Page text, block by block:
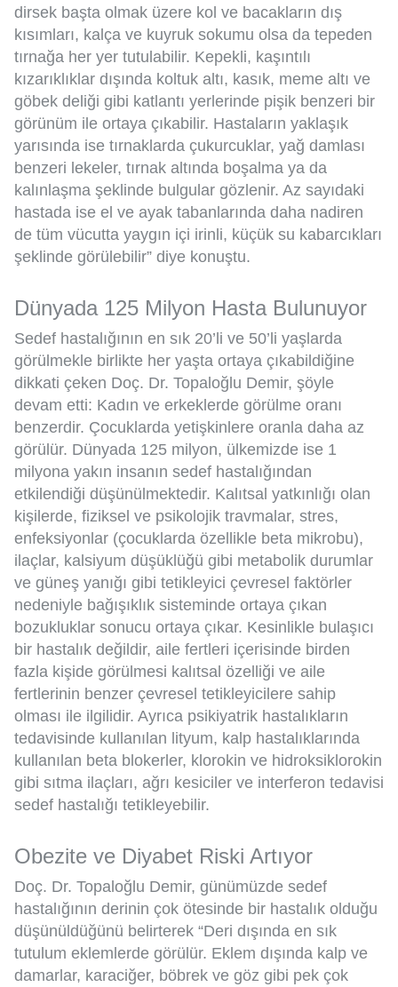
dirsek başta olmak üzere kol ve bacakların dış
kısımları, kalça ve kuyruk sokumu olsa da tepeden
tırnağa her yer tutulabilir. Kepekli, kaşıntılı
kızarıklıklar dışında koltuk altı, kasık, meme altı ve
göbek deliği gibi katlantı yerlerinde pişik benzeri bir
görünüm ile ortaya çıkabilir. Hastaların yaklaşık
yarısında ise tırnaklarda çukurcuklar, yağ damlası
benzeri lekeler, tırnak altında boşalma ya da
kalınlaşma şeklinde bulgular gözlenir. Az sayıdaki
hastada ise el ve ayak tabanlarında daha nadiren
de tüm vücutta yaygın içi irinli, küçük su kabarcıkları
şeklinde görülebilir” diye konuştu.
Dünyada 125 Milyon Hasta Bulunuyor
Sedef hastalığının en sık 20’li ve 50’li yaşlarda
görülmekle birlikte her yaşta ortaya çıkabildiğine
dikkati çeken Doç. Dr. Topaloğlu Demir, şöyle
devam etti: Kadın ve erkeklerde görülme oranı
benzerdir. Çocuklarda yetişkinlere oranla daha az
görülür. Dünyada 125 milyon, ülkemizde ise 1
milyona yakın insanın sedef hastalığından
etkilendiği düşünülmektedir. Kalıtsal yatkınlığı olan
kişilerde, fiziksel ve psikolojik travmalar, stres,
enfeksiyonlar (çocuklarda özellikle beta mikrobu),
ilaçlar, kalsiyum düşüklüğü gibi metabolik durumlar
ve güneş yanığı gibi tetikleyici çevresel faktörler
nedeniyle bağışıklık sisteminde ortaya çıkan
bozukluklar sonucu ortaya çıkar. Kesinlikle bulaşıcı
bir hastalık değildir, aile fertleri içerisinde birden
fazla kişide görülmesi kalıtsal özelliği ve aile
fertlerinin benzer çevresel tetikleyicilere sahip
olması ile ilgilidir. Ayrıca psikiyatrik hastalıkların
tedavisinde kullanılan lityum, kalp hastalıklarında
kullanılan beta blokerler, klorokin ve hidroksiklorokin
gibi sıtma ilaçları, ağrı kesiciler ve interferon tedavisi
sedef hastalığı tetikleyebilir.
Obezite ve Diyabet Riski Artıyor
Doç. Dr. Topaloğlu Demir, günümüzde sedef
hastalığının derinin çok ötesinde bir hastalık olduğu
düşünüldüğünü belirterek “Deri dışında en sık
tutulum eklemlerde görülür. Eklem dışında kalp ve
damarlar, karaciğer, böbrek ve göz gibi pek çok